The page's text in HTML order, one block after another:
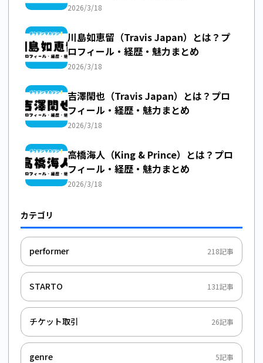
2026/3/18
川島如恵留（Travis Japan）とは？プ
ロフィール・経歴・魅力まとめ
2026/3/18
吉澤閑也（Travis Japan）とは？プロ
フィール・経歴・魅力まとめ
2026/3/18
高橋海人（King & Prince）とは？プロ
フィール・経歴・魅力まとめ
2026/3/18
カテゴリ
performer 218記事
STARTO 131記事
チケット取引 26記事
genre 5記事